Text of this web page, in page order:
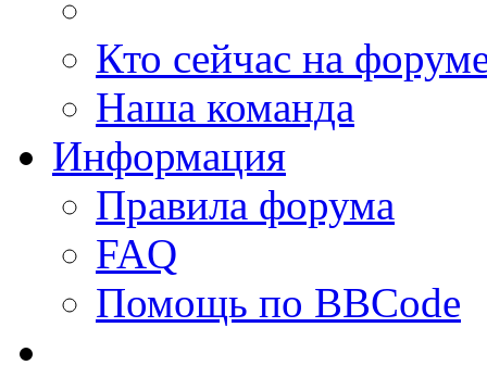
Кто сейчас на
Наша команда
Информация
Правила форума
FAQ
Помощь по BBCode